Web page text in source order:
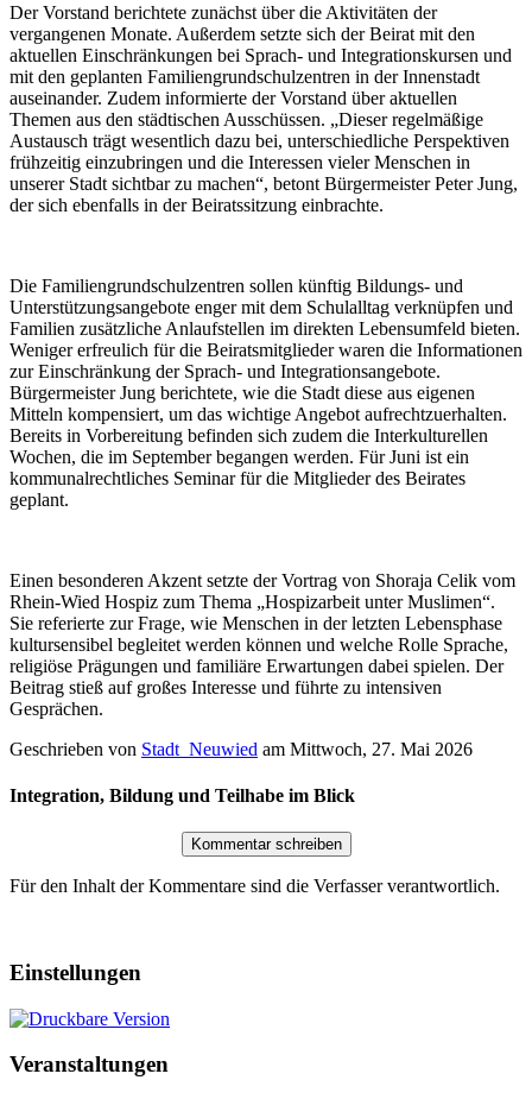
Der Vorstand berichtete zunächst über die Aktivitäten der
vergangenen Monate. Außerdem setzte sich der Beirat mit den
aktuellen Einschränkungen bei Sprach- und Integrationskursen und
mit den geplanten Familiengrundschulzentren in der Innenstadt
auseinander. Zudem informierte der Vorstand über aktuellen
Themen aus den städtischen Ausschüssen. „Dieser regelmäßige
Austausch trägt wesentlich dazu bei, unterschiedliche Perspektiven
frühzeitig einzubringen und die Interessen vieler Menschen in
unserer Stadt sichtbar zu machen“, betont Bürgermeister Peter Jung,
der sich ebenfalls in der Beiratssitzung einbrachte.
Die Familiengrundschulzentren sollen künftig Bildungs- und
Unterstützungsangebote enger mit dem Schulalltag verknüpfen und
Familien zusätzliche Anlaufstellen im direkten Lebensumfeld bieten.
Weniger erfreulich für die Beiratsmitglieder waren die Informationen
zur Einschränkung der Sprach- und Integrationsangebote.
Bürgermeister Jung berichtete, wie die Stadt diese aus eigenen
Mitteln kompensiert, um das wichtige Angebot aufrechtzuerhalten.
Bereits in Vorbereitung befinden sich zudem die Interkulturellen
Wochen, die im September begangen werden. Für Juni ist ein
kommunalrechtliches Seminar für die Mitglieder des Beirates
geplant.
Einen besonderen Akzent setzte der Vortrag von Shoraja Celik vom
Rhein-Wied Hospiz zum Thema „Hospizarbeit unter Muslimen“.
Sie referierte zur Frage, wie Menschen in der letzten Lebensphase
kultursensibel begleitet werden können und welche Rolle Sprache,
religiöse Prägungen und familiäre Erwartungen dabei spielen. Der
Beitrag stieß auf großes Interesse und führte zu intensiven
Gesprächen.
Geschrieben von Stadt_Neuwied am Mittwoch, 27. Mai 2026
Integration, Bildung und Teilhabe im Blick
Für den Inhalt der Kommentare sind die Verfasser verantwortlich.
Einstellungen
Veranstaltungen